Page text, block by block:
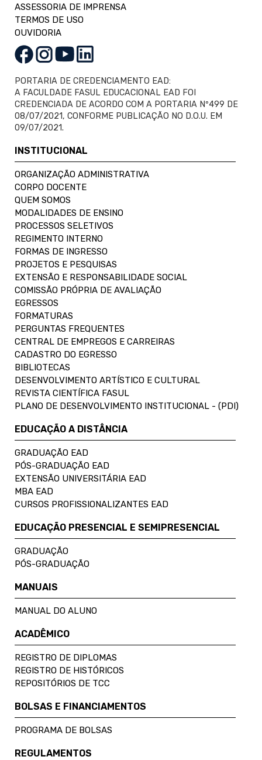
ASSESSORIA DE IMPRENSA
TERMOS DE USO
OUVIDORIA
PORTARIA DE CREDENCIAMENTO EAD:
A FACULDADE FASUL EDUCACIONAL EAD FOI
CREDENCIADA DE ACORDO COM A PORTARIA Nº499 DE
08/07/2021, CONFORME PUBLICAÇÃO NO D.O.U. EM
09/07/2021.
INSTITUCIONAL
ORGANIZAÇÃO ADMINISTRATIVA
CORPO DOCENTE
QUEM SOMOS
MODALIDADES DE ENSINO
PROCESSOS SELETIVOS
REGIMENTO INTERNO
FORMAS DE INGRESSO
PROJETOS E PESQUISAS
EXTENSÃO E RESPONSABILIDADE SOCIAL
COMISSÃO PRÓPRIA DE AVALIAÇÃO
EGRESSOS
FORMATURAS
PERGUNTAS FREQUENTES
CENTRAL DE EMPREGOS E CARREIRAS
CADASTRO DO EGRESSO
BIBLIOTECAS
DESENVOLVIMENTO ARTÍSTICO E CULTURAL
REVISTA CIENTÍFICA FASUL
PLANO DE DESENVOLVIMENTO INSTITUCIONAL - (PDI)
EDUCAÇÃO A DISTÂNCIA
GRADUAÇÃO EAD
PÓS-GRADUAÇÃO EAD
EXTENSÃO UNIVERSITÁRIA EAD
MBA EAD
CURSOS PROFISSIONALIZANTES EAD
EDUCAÇÃO PRESENCIAL E SEMIPRESENCIAL
GRADUAÇÃO
PÓS-GRADUAÇÃO
MANUAIS
MANUAL DO ALUNO
ACADÊMICO
REGISTRO DE DIPLOMAS
REGISTRO DE HISTÓRICOS
REPOSITÓRIOS DE TCC
BOLSAS E FINANCIAMENTOS
PROGRAMA DE BOLSAS
REGULAMENTOS